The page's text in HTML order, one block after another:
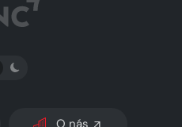
PŘEPNOUT SVĚTLÝ/TMAVÝ REŽIM